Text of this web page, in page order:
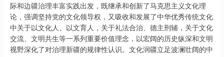
际和边疆治理丰富实践出发，既继承和创新了马克思主义文化理
论，强调坚持党的文化领导权，又吸收和发展了中华优秀传统文化
中关于以文化人、以文育人，关于礼法合治、德主刑辅，关于文化
交流、文明共生等一系列重要价值理念，以宏阔的历史纵深和文明
视野深化了对治理新疆的规律性认识。文化润疆立足波澜壮阔的中